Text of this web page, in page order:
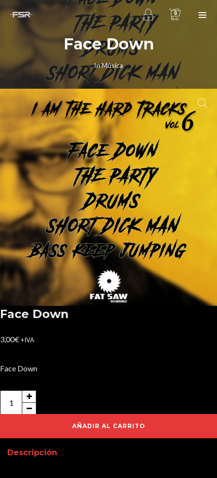
0
Face Down
InMúsica
Face Down
3,00€+IVA
Face Down
AÑADIR AL CARRITO
Descripción